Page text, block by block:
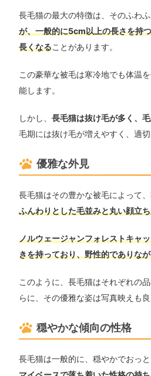
長毛猫の最大の特徴は、そのふわ
が、一般的に5cm以上の長さを持
長くなることがあります。
この豪華な被毛は寒冷地でも体温
能します。
しかし、 長毛猫は抜け毛が多く、
毛期には抜け毛が増えやすく、適
優雅な外見
長毛猫はその豊かな被毛によって
ふんわりとした毛並みと丸い顔立
ノルウェージャンフォレストキャ
きを持っており、野性的でありな
このように、長毛猫はそれぞれの
らに、その優雅な姿は写真映えも
穏やかな傾向の性格
長毛猫は一般的に、穏やかでおっ